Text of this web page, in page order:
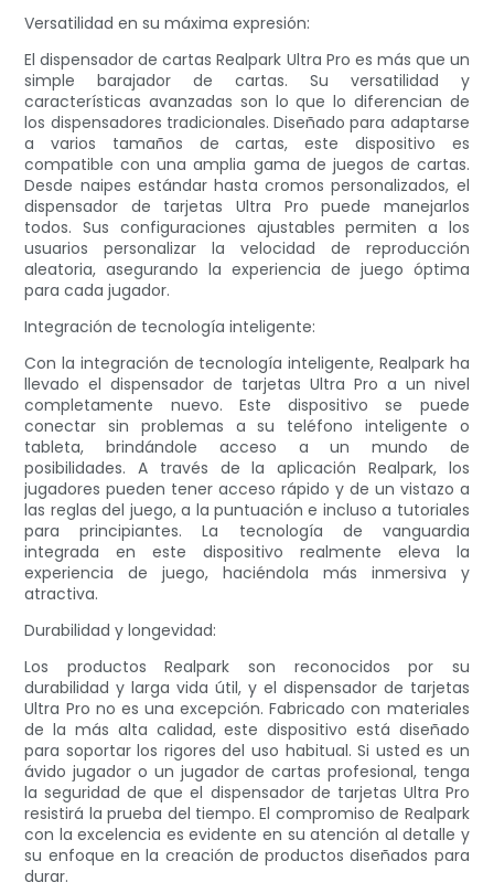
Versatilidad en su máxima expresión:
El dispensador de cartas Realpark Ultra Pro es más que un
simple barajador de cartas. Su versatilidad y
características avanzadas son lo que lo diferencian de
los dispensadores tradicionales. Diseñado para adaptarse
a varios tamaños de cartas, este dispositivo es
compatible con una amplia gama de juegos de cartas.
Desde naipes estándar hasta cromos personalizados, el
dispensador de tarjetas Ultra Pro puede manejarlos
todos. Sus configuraciones ajustables permiten a los
usuarios personalizar la velocidad de reproducción
aleatoria, asegurando la experiencia de juego óptima
para cada jugador.
Integración de tecnología inteligente:
Con la integración de tecnología inteligente, Realpark ha
llevado el dispensador de tarjetas Ultra Pro a un nivel
completamente nuevo. Este dispositivo se puede
conectar sin problemas a su teléfono inteligente o
tableta, brindándole acceso a un mundo de
posibilidades. A través de la aplicación Realpark, los
jugadores pueden tener acceso rápido y de un vistazo a
las reglas del juego, a la puntuación e incluso a tutoriales
para principiantes. La tecnología de vanguardia
integrada en este dispositivo realmente eleva la
experiencia de juego, haciéndola más inmersiva y
atractiva.
Durabilidad y longevidad:
Los productos Realpark son reconocidos por su
durabilidad y larga vida útil, y el dispensador de tarjetas
Ultra Pro no es una excepción. Fabricado con materiales
de la más alta calidad, este dispositivo está diseñado
para soportar los rigores del uso habitual. Si usted es un
ávido jugador o un jugador de cartas profesional, tenga
la seguridad de que el dispensador de tarjetas Ultra Pro
resistirá la prueba del tiempo. El compromiso de Realpark
con la excelencia es evidente en su atención al detalle y
su enfoque en la creación de productos diseñados para
durar.